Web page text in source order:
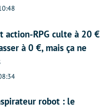
action-RPG culte à 20 €
à 0 €, mais ça ne
robot : le